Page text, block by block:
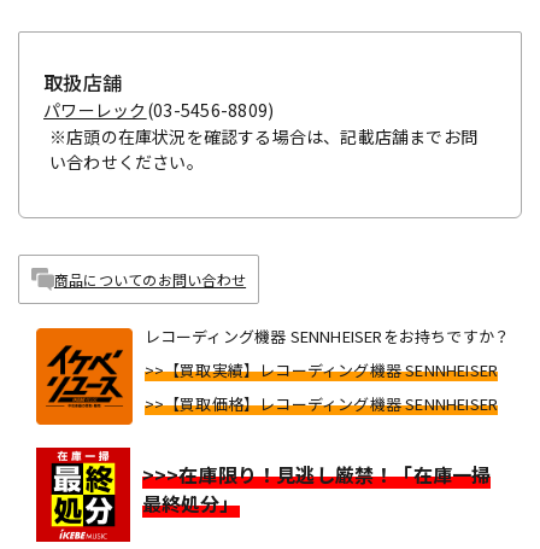
取扱店舗
パワーレック (03-5456-8809)
※店頭の在庫状況を確認する場合は、記載店舗までお問
い合わせください。
商品についてのお問い合わせ
レコーディング機器 SENNHEISERをお持ちですか？
>>【買取実績】レコーディング機器 SENNHEISER
>>【買取価格】レコーディング機器 SENNHEISER
>>>在庫限り！見逃し厳禁！「在庫一掃
最終処分」